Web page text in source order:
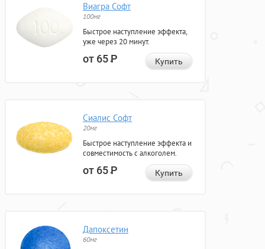
Виагра Софт
100мг
Быстрое наступление эффекта,
уже через 20 минут.
от 65Р Купить
Сиалис Софт
20мг
Быстрое наступление эффекта и
совместимость с алкоголем.
от 65Р Купить
Дапоксетин
60мг